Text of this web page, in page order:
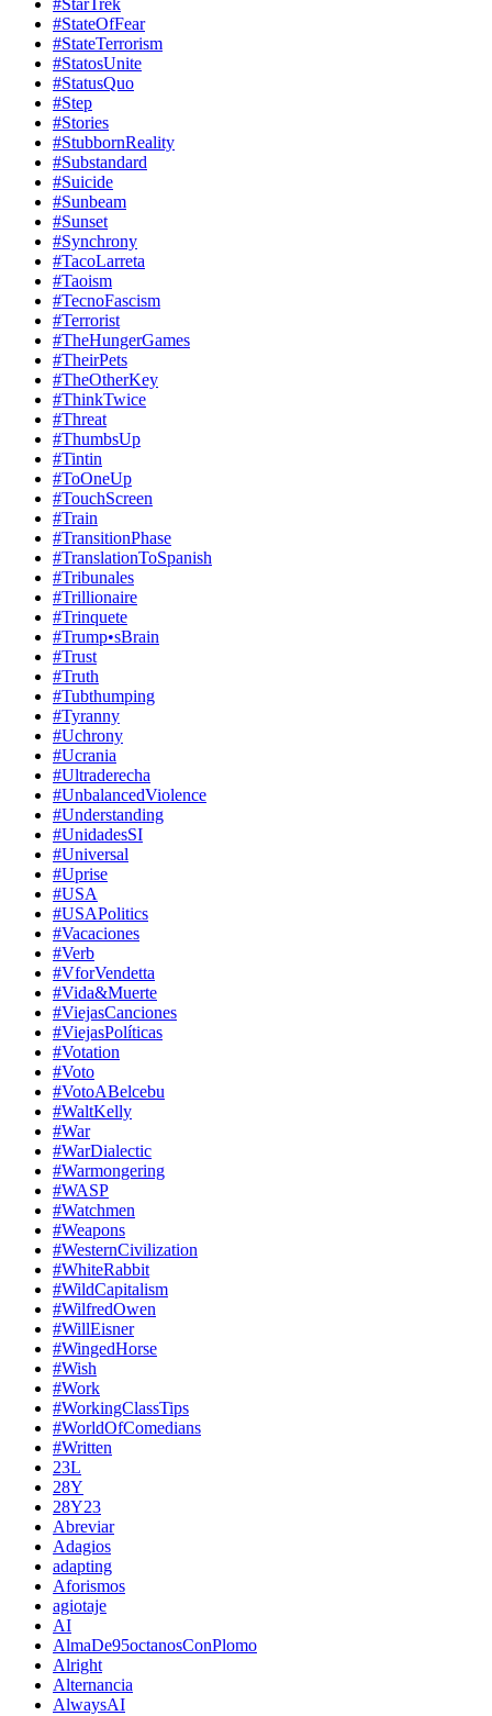
#StarTrek
#StateOfFear
#StateTerrorism
#StatosUnite
#StatusQuo
#Step
#Stories
#StubbornReality
#Substandard
#Suicide
#Sunbeam
#Sunset
#Synchrony
#TacoLarreta
#Taoism
#TecnoFascism
#Terrorist
#TheHungerGames
#TheirPets
#TheOtherKey
#ThinkTwice
#Threat
#ThumbsUp
#Tintin
#ToOneUp
#TouchScreen
#Train
#TransitionPhase
#TranslationToSpanish
#Tribunales
#Trillionaire
#Trinquete
#Trump•sBrain
#Trust
#Truth
#Tubthumping
#Tyranny
#Uchrony
#Ucrania
#Ultraderecha
#UnbalancedViolence
#Understanding
#UnidadesSI
#Universal
#Uprise
#USA
#USAPolitics
#Vacaciones
#Verb
#VforVendetta
#Vida&Muerte
#ViejasCanciones
#ViejasPolíticas
#Votation
#Voto
#VotoABelcebu
#WaltKelly
#War
#WarDialectic
#Warmongering
#WASP
#Watchmen
#Weapons
#WesternCivilization
#WhiteRabbit
#WildCapitalism
#WilfredOwen
#WillEisner
#WingedHorse
#Wish
#Work
#WorkingClassTips
#WorldOfComedians
#Written
23L
28Y
28Y23
Abreviar
Adagios
adapting
Aforismos
agiotaje
AI
AlmaDe95octanosConPlomo
Alright
Alternancia
AlwaysAI